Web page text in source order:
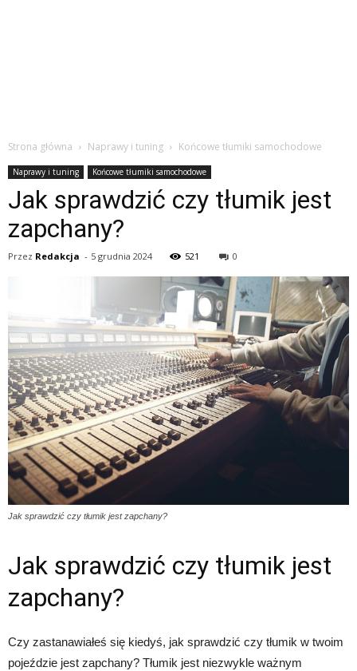
Strona główna Naprawy i tuning Końcowe tłumiki samochodowe
Naprawy i tuning Końcowe tłumiki samochodowe
Jak sprawdzić czy tłumik jest
zapchany?
Przez Redakcja - 5 grudnia 2024 521 0
Jak sprawdzić czy tłumik jest zapchany?
Jak sprawdzić czy tłumik jest
zapchany?
Czy zastanawiałeś się kiedyś, jak sprawdzić czy tłumik w twoim
pojeździe jest zapchany? Tłumik jest niezwykle ważnym